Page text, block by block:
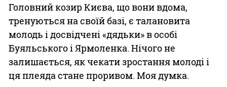
Головний козир Києва, що вони вдома,
тренуються на своїй базі, є талановита
молодь і досвідчені «дядьки» в особі
Буяльського і Ярмоленка. Нічого не
залишається, як чекати зростання молоді і
ця плеяда стане проривом. Моя думка.